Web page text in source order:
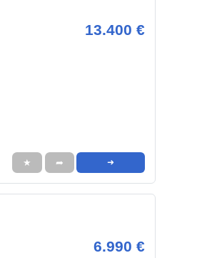
13.400 €
★ ➦ ➜
6.990 €